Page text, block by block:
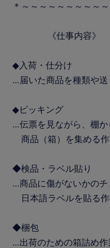
＊～～～～～～～～～
《仕事内容》
◆入荷・仕分け
…届いた商品を種類や
◆ピッキング
…伝票を見ながら、棚か
商品（箱）を集める作
◆検品・ラベル貼り
…商品に傷がないかのチ
日本語ラベルを貼る作
◆梱包
…出荷のための箱詰め作